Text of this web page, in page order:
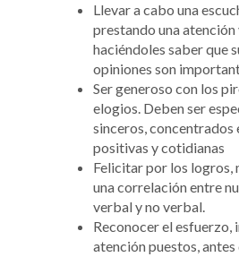
Llevar a cabo una
prestando una atención
haciéndoles saber que
opiniones son
Ser generoso con los
elogios. Deben ser
sinceros, concentrados
positivas y cotidianas
Felicitar por los logros,
una correlación entre
verbal y no verbal.
Reconocer el esfuerzo,
atención puestos, antes